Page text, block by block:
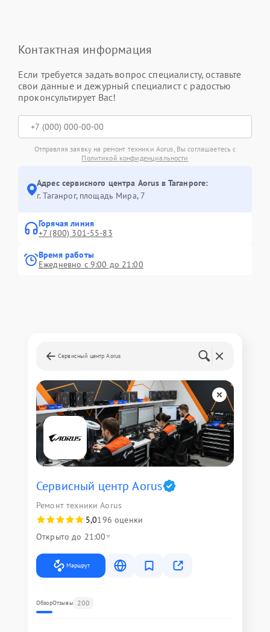
Контактная информация
Если требуется задать вопрос специалисту, оставьте
свои данные и дежурный специалист с радостью
проконсультирует Вас!
Отправляя заявку на ремонт техники Aorus, Вы соглашаетесь с
Политикой конфиденциальности
Адрес сервисного центра Aorus в Таганроге:
г. Таганрог, площадь Мира, 7
Горячая линия
+7 (800) 301-55-83
Время работы
Ежедневно с 9:00 до 21:00
Сервисный центр Aorus
Сервисный центр Aorus
Ремонт техники Aorus
5,0196 оценки
Открыто до 21:00
Маршрут
ОбзорОтзывы 200